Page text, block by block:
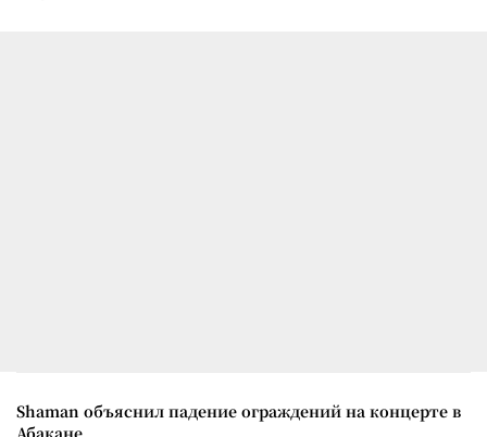
Shaman объяснил падение ограждений на концерте в
Абакане